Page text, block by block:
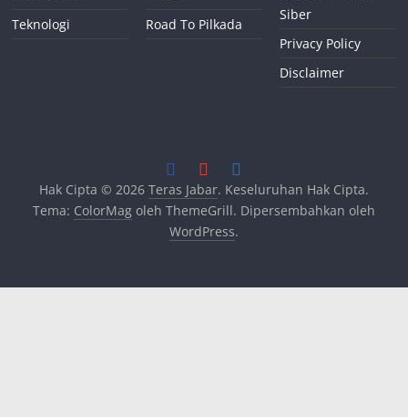
Teknologi
Road To Pilkada
Siber
Privacy Policy
Disclaimer
Hak Cipta © 2026 Teras Jabar. Keseluruhan Hak Cipta.
Tema: ColorMagoleh ThemeGrill. Dipersembahkan oleh
WordPress.